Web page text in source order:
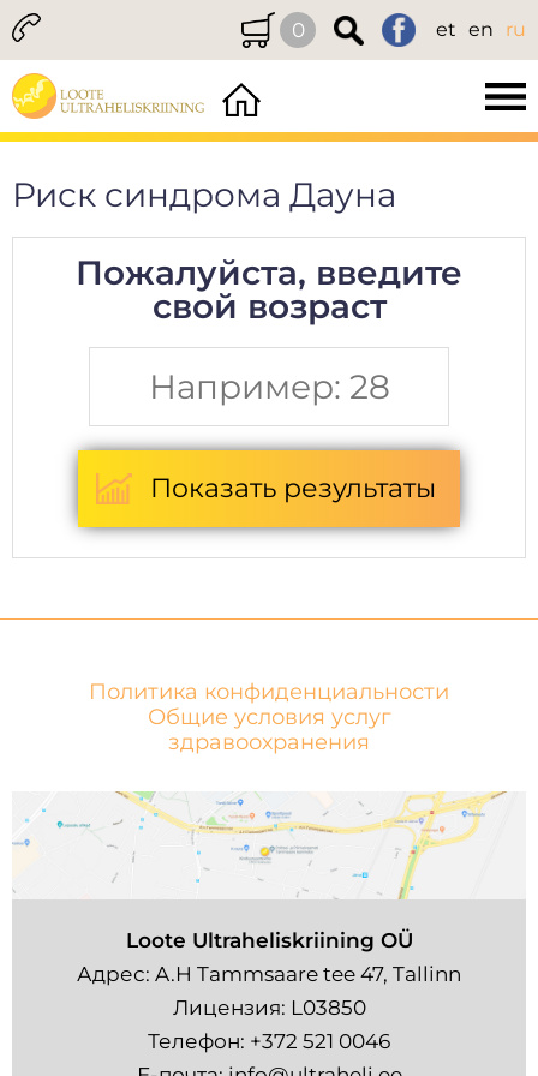
0 et en ru
Риск синдрома Дауна
Пожалуйста, введите
свой возраст
Показать результаты
Политика конфиденциальности
Общие условия услуг
здравоохранения
Loote Ultraheliskriining OÜ
Адрес: A.H Tammsaare tee 47, Tallinn
Лицензия: L03850
Телефон: +372 521 0046